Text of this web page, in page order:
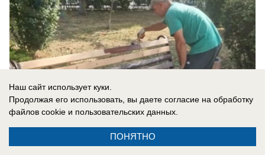
Наш сайт использует куки.
Продолжая его использовать, вы даете согласие на обработку
файлов cookie и пользовательских данных.
ПОНЯТНО